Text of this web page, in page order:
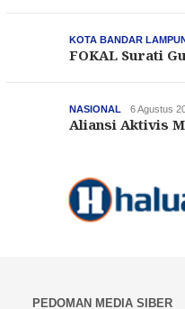
KOTA BANDAR
FOKAL Surati
NASIONAL 6 Agustus
Aliansi Aktivis
PEDOMAN MEDIA SIBER